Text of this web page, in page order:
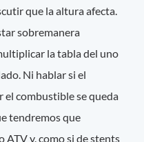
que la altura afecta.
sobremanera
la tabla del uno
Ni hablar si el
el combustible se queda
tendremos que
ATV y, como si de stents